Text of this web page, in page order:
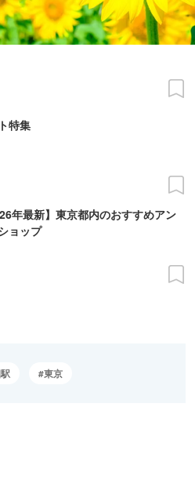
特集
年最新】東京都内のおすすめアン
ョップ
東京